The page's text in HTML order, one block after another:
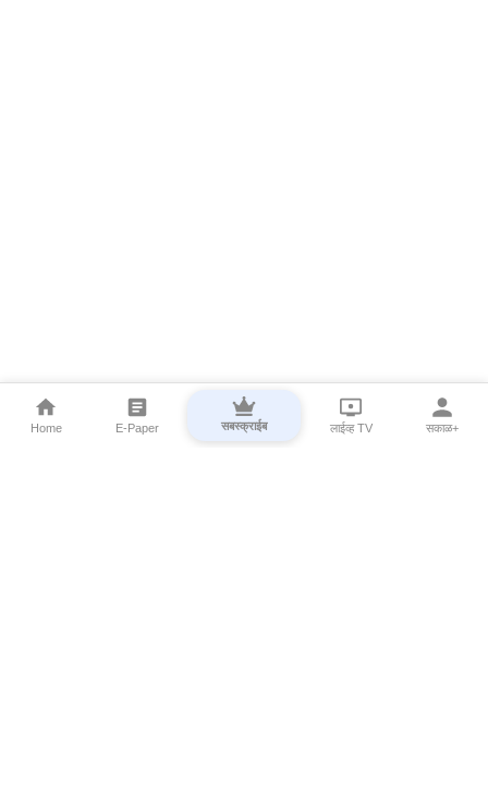
Home E-Paper सबस्क्राईब लाईव्ह TV सकाळ+